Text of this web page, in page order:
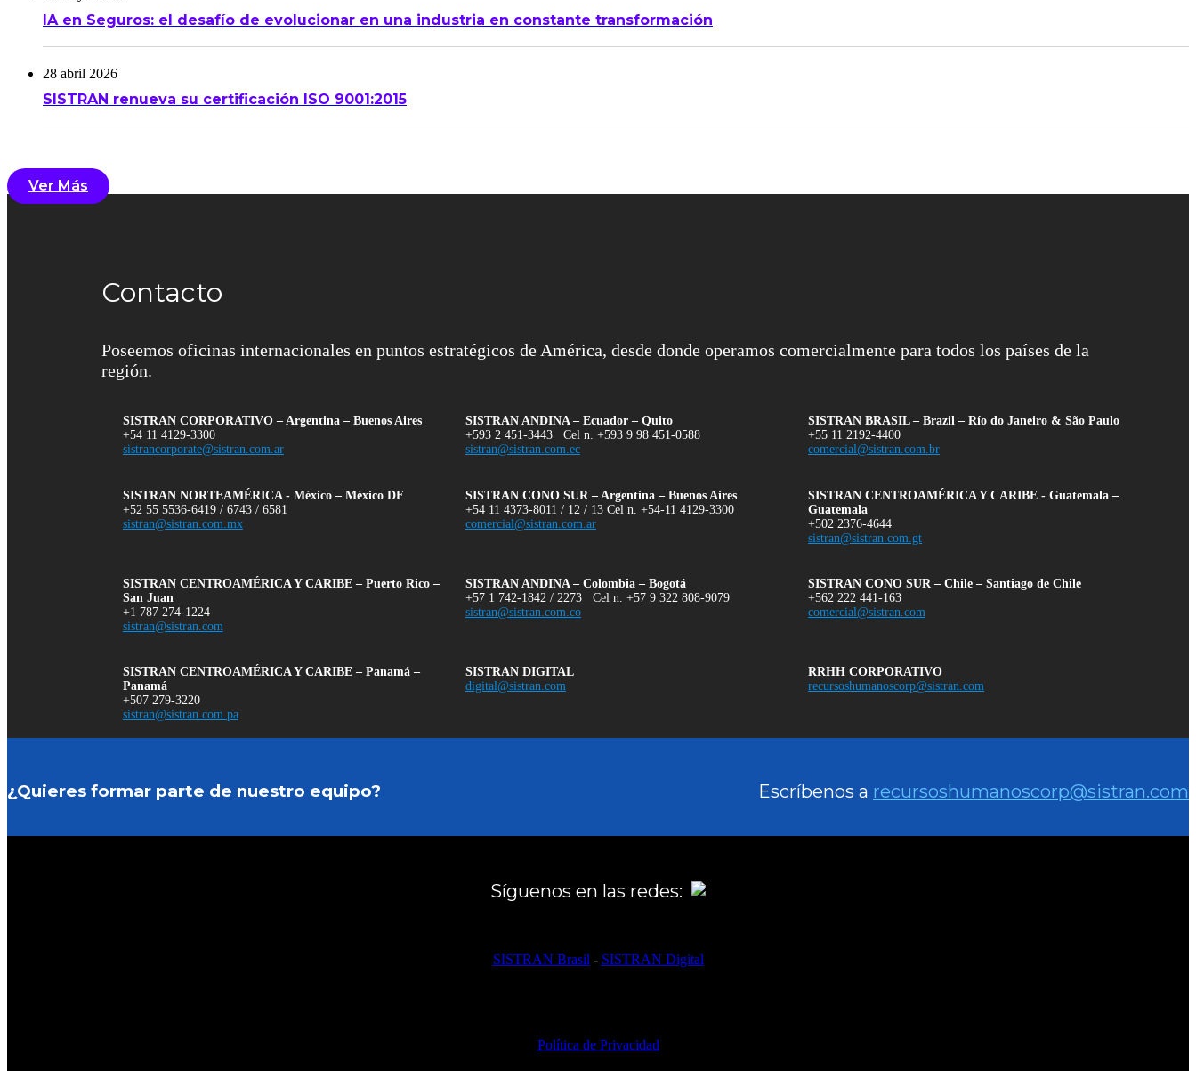
IA en Seguros: el desafío de evolucionar en una industria en constante transformación
28 abril 2026
SISTRAN renueva su certificación ISO 9001:2015
Ver Más
Contacto
Poseemos oficinas internacionales en puntos estratégicos de América, desde donde operamos comercialmente para todos los países de la
región.
SISTRAN CORPORATIVO – Argentina – Buenos Aires
+54 11 4129-3300
sistrancorporate@sistran.com.ar
SISTRAN ANDINA – Ecuador – Quito
+593 2 451-3443 Cel n. +593 9 98 451-0588
sistran@sistran.com.ec
SISTRAN BRASIL – Brazil – Río do Janeiro & São Paulo
+55 11 2192-4400
comercial@sistran.com.br
SISTRAN NORTEAMÉRICA - México – México DF
+52 55 5536-6419 / 6743 / 6581
sistran@sistran.com.mx
SISTRAN CONO SUR – Argentina – Buenos Aires
+54 11 4373-8011 / 12 / 13 Cel n. +54-11 4129-3300
comercial@sistran.com.ar
SISTRAN CENTROAMÉRICA Y CARIBE - Guatemala –
Guatemala
+502 2376-4644
sistran@sistran.com.gt
SISTRAN CENTROAMÉRICA Y CARIBE – Puerto Rico –
San Juan
+1 787 274-1224
sistran@sistran.com
SISTRAN ANDINA – Colombia – Bogotá
+57 1 742-1842 / 2273 Cel n. +57 9 322 808-9079
sistran@sistran.com.co
SISTRAN CONO SUR – Chile – Santiago de Chile
+562 222 441-163
comercial@sistran.com
SISTRAN CENTROAMÉRICA Y CARIBE – Panamá –
Panamá
+507 279-3220
sistran@sistran.com.pa
SISTRAN DIGITAL
digital@sistran.com
RRHH CORPORATIVO
recursoshumanoscorp@sistran.com
¿Quieres formar parte de nuestro equipo? Escríbenos a recursoshumanoscorp@sistran.com
Síguenos en las redes:
SISTRAN Brasil- SISTRAN Digital
Política de Privacidad